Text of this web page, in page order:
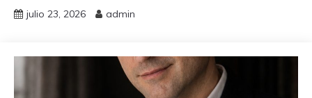
julio 23, 2026 admin